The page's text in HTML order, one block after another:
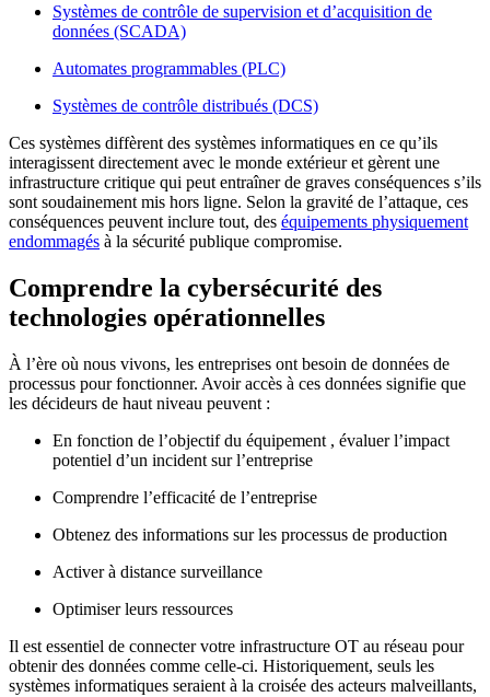
Systèmes de contrôle de supervision et d’acquisition de
données (SCADA)
Automates programmables (PLC)
Systèmes de contrôle distribués (DCS)
Ces systèmes diffèrent des systèmes informatiques en ce qu’ils
interagissent directement avec le monde extérieur et gèrent une
infrastructure critique qui peut entraîner de graves conséquences s’ils
sont soudainement mis hors ligne. Selon la gravité de l’attaque, ces
conséquences peuvent inclure tout, des équipements physiquement
endommagés à la sécurité publique compromise.
Comprendre la cybersécurité des
technologies opérationnelles
À l’ère où nous vivons, les entreprises ont besoin de données de
processus pour fonctionner. Avoir accès à ces données signifie que
les décideurs de haut niveau peuvent :
En fonction de l’objectif du équipement , évaluer l’impact
potentiel d’un incident sur l’entreprise
Comprendre l’efficacité de l’entreprise
Obtenez des informations sur les processus de production
Activer à distance surveillance
Optimiser leurs ressources
Il est essentiel de connecter votre infrastructure OT au réseau pour
obtenir des données comme celle-ci. Historiquement, seuls les
systèmes informatiques seraient à la croisée des acteurs malveillants,